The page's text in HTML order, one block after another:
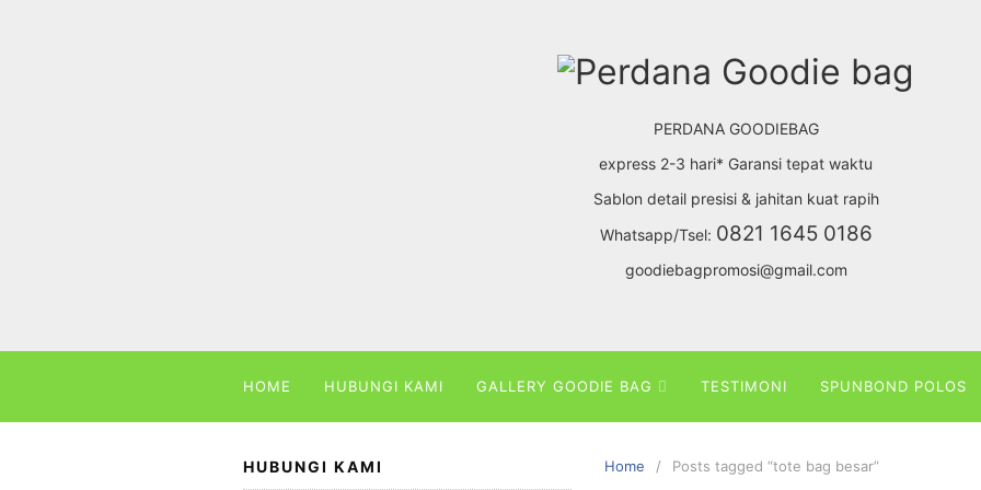
PERDANA GOODIEBAG
express 2-3 hari* Garansi tepat waktu
Sablon detail presisi & jahitan kuat rapih
Whatsapp/Tsel: 0821 1645 0186
goodiebagpromosi@gmail.com
HOME HUBUNGI KAMI GALLERY GOODIE BAG TESTIMONI SPUNBOND POLOS
Home Posts tagged “tote bag besar”
HUBUNGI KAMI